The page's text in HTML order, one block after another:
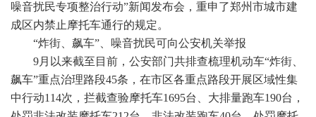
噪音扰民专项整治行动”新闻发布会，重申了郑州市城市建
成区内禁止摩托车通行的规定。
“炸街、飙车”、噪音扰民可向公安机关举报
9月以来截至目前，公安部门共排查梳理机动车“炸街、
飙车”重点治理路段45条，在市区各重点路段开展区域性集
中行动114次，拦截查验摩托车1695台、大排量跑车190台，